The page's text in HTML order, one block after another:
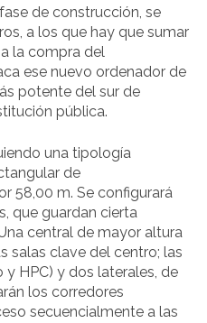
de construcción, se
a los que hay que sumar
la compra del
ese nuevo ordenador de
potente del sur de
pública.
una tipología
de
58,00 m. Se configurará
que guardan cierta
central de mayor altura
salas clave del centro; las
HPC) y dos laterales, de
los corredores
secuencialmente a las